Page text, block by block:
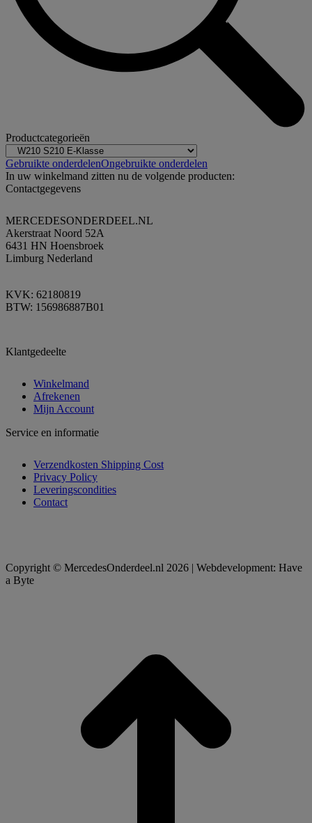
Productcategorieën
Gebruikte onderdelenOngebruikte onderdelen
In uw winkelmand zitten nu de volgende producten:
Contactgegevens
MERCEDESONDERDEEL.NL
Akerstraat Noord 52A
6431 HN Hoensbroek
Limburg Nederland
KVK: 62180819
BTW: 156986887B01
Klantgedeelte
Winkelmand
Afrekenen
Mijn Account
Service en informatie
Verzendkosten Shipping Cost
Privacy Policy
Leveringscondities
Contact
Copyright © MercedesOnderdeel.nl 2026 | Webdevelopment: Have
a Byte